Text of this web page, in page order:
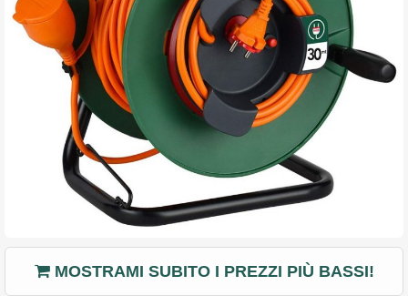
MOSTRAMI SUBITO I PREZZI PIÙ BASSI!